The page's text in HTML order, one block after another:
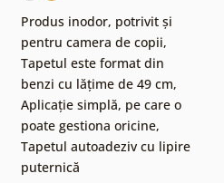
Produs inodor, potrivit și
pentru camera de copii,
Tapetul este format din
benzi cu lățime de 49 cm,
Aplicație simplă, pe care o
poate gestiona oricine,
Tapetul autoadeziv cu lipire
puternică